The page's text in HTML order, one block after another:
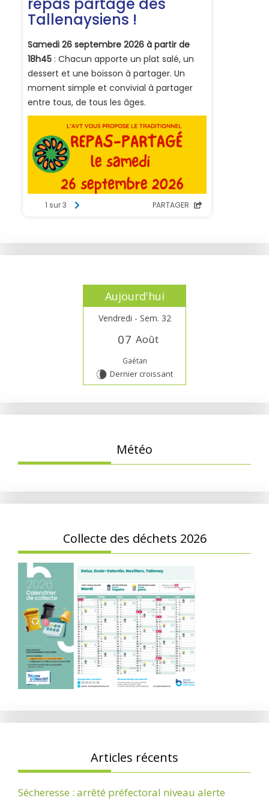
Aujourd'hui
Vendredi - Sem. 32
07 Août
Gaétan
V Dernier croissant
Météo
Collecte des déchets 2026
Articles récents
Sécheresse : arrêté préfectoral niveau alerte